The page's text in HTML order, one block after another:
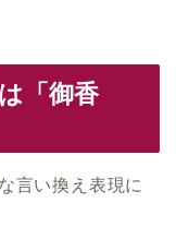
「御香
言い換え表現に